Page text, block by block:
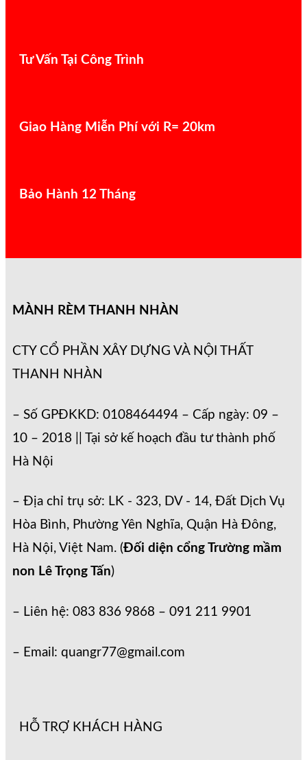
Tư Vấn Tại Công Trình
Giao Hàng Miễn Phí với R= 20km
Bảo Hành 12 Tháng
MÀNH RÈM THANH NHÀN
CTY CỔ PHẦN XÂY DỰNG VÀ NỘI THẤT
THANH NHÀN
– Số GPĐKKD: 0108464494 – Cấp ngày: 09 –
10 – 2018 || Tại sở kế hoạch đầu tư thành phố
Hà Nội
– Địa chỉ trụ sở: LK - 323, DV - 14, Đất Dịch Vụ
Hòa Bình, Phường Yên Nghĩa, Quận Hà Đông,
Hà Nội, Việt Nam. (Đối diện cổng Trường mầm
non Lê Trọng Tấn)
– Liên hệ: 083 836 9868 – 091 211 9901
– Email: quangr77@gmail.com
HỖ TRỢ KHÁCH HÀNG